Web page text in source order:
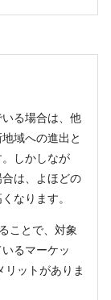
る場合は、他
域への進出と
しかしなが
は、よほどの
なります。
ことで、対象
るマーケッ
リットがありま